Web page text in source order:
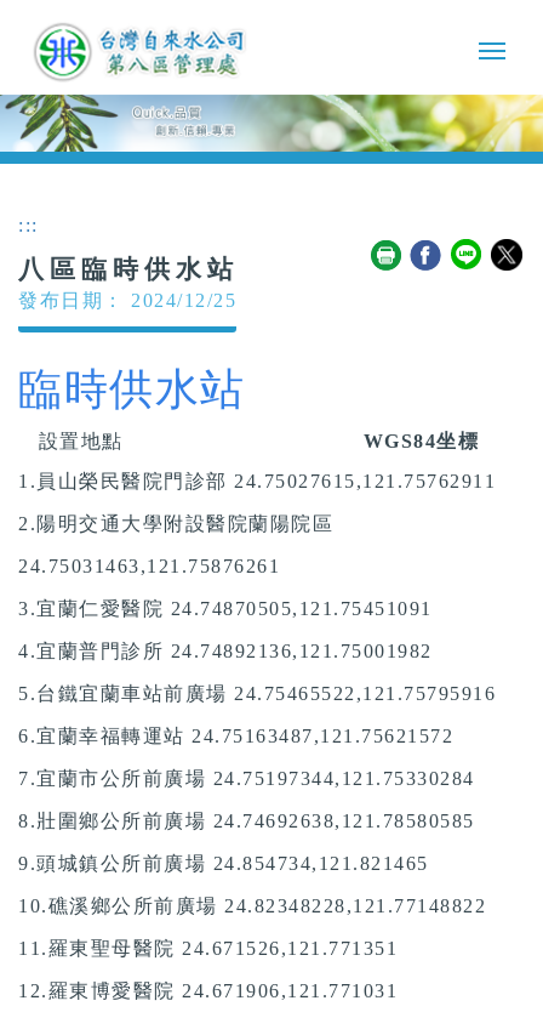
:::
八區臨時供水站
發布日期： 2024/12/25
臨時供水站
設置地點
WGS84坐標
1.員山榮民醫院門診部 24.75027615,121.75762911
2.陽明交通大學附設醫院蘭陽院區
24.75031463,121.75876261
3.宜蘭仁愛醫院 24.74870505,121.75451091
4.宜蘭普門診所 24.74892136,121.75001982
5.台鐵宜蘭車站前廣場 24.75465522,121.75795916
6.宜蘭幸福轉運站 24.75163487,121.75621572
7.宜蘭市公所前廣場 24.75197344,121.75330284
8.壯圍鄉公所前廣場 24.74692638,121.78580585
9.頭城鎮公所前廣場 24.854734,121.821465
10.礁溪鄉公所前廣場 24.82348228,121.77148822
11.羅東聖母醫院 24.671526,121.771351
12.羅東博愛醫院 24.671906,121.771031